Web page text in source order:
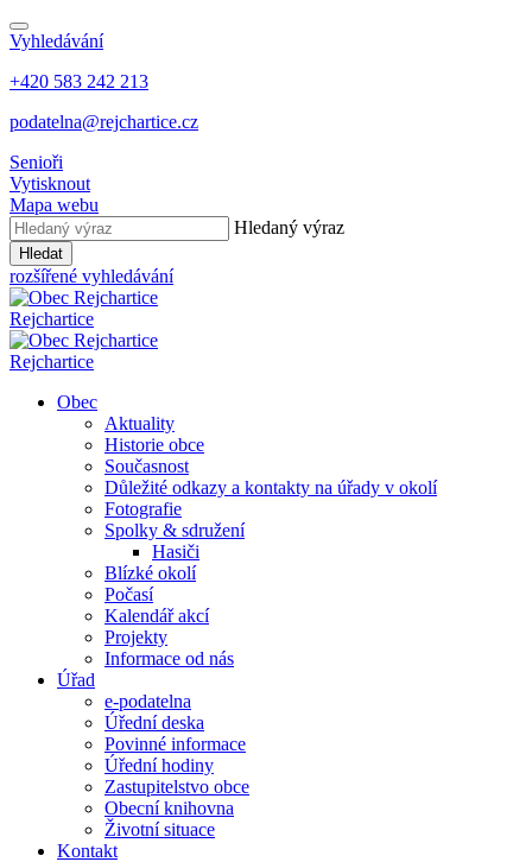
Vyhledávání
+420 583 242 213
podatelna@rejchartice.cz
Senioři
Vytisknout
Mapa webu
Hledaný výraz
Hledat
rozšířené vyhledávání
Rejchartice
Rejchartice
Obec
Aktuality
Historie obce
Současnost
Důležité odkazy a kontakty na úřady v okolí
Fotografie
Spolky & sdružení
Hasiči
Blízké okolí
Počasí
Kalendář akcí
Projekty
Informace od nás
Úřad
e-podatelna
Úřední deska
Povinné informace
Úřední hodiny
Zastupitelstvo obce
Obecní knihovna
Životní situace
Kontakt